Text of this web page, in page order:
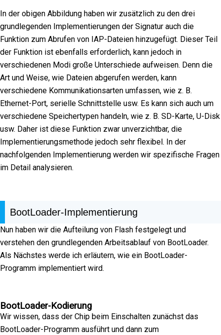
In der obigen Abbildung haben wir zusätzlich zu den drei
grundlegenden Implementierungen der Signatur auch die
Funktion zum Abrufen von IAP-Dateien hinzugefügt. Dieser Teil
der Funktion ist ebenfalls erforderlich, kann jedoch in
verschiedenen Modi große Unterschiede aufweisen. Denn die
Art und Weise, wie Dateien abgerufen werden, kann
verschiedene Kommunikationsarten umfassen, wie z. B.
Ethernet-Port, serielle Schnittstelle usw. Es kann sich auch um
verschiedene Speichertypen handeln, wie z. B. SD-Karte, U-Disk
usw. Daher ist diese Funktion zwar unverzichtbar, die
Implementierungsmethode jedoch sehr flexibel. In der
nachfolgenden Implementierung werden wir spezifische Fragen
im Detail analysieren.
BootLoader-Implementierung
Nun haben wir die Aufteilung von Flash festgelegt und
verstehen den grundlegenden Arbeitsablauf von BootLoader.
Als Nächstes werde ich erläutern, wie ein BootLoader-
Programm implementiert wird.
BootLoader-Kodierung
Wir wissen, dass der Chip beim Einschalten zunächst das
BootLoader-Programm ausführt und dann zum